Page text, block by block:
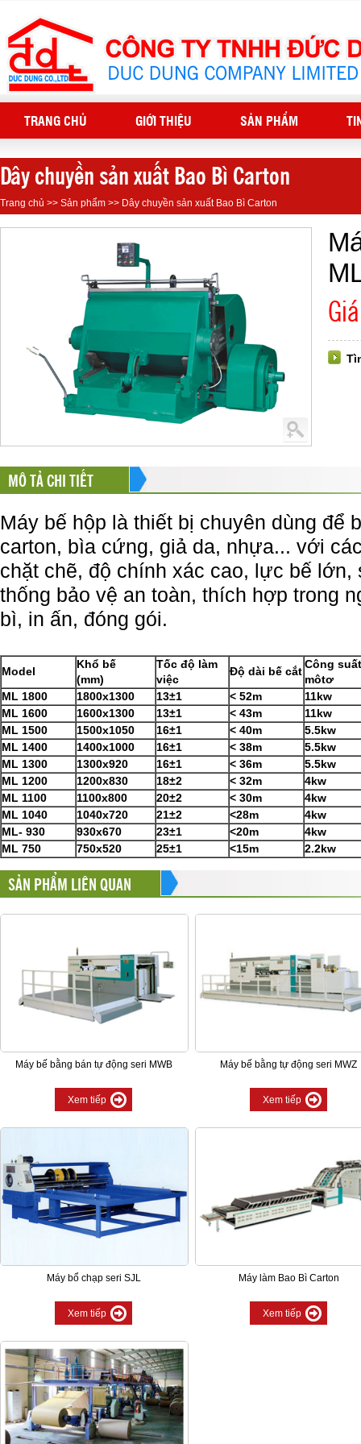
TRANG CHỦ GIỚI THIỆU SẢN PHẨM
Dây chuyền sản xuất Bao Bì Carton
Trang chủ >> Sản phẩm >> Dây chuyền sản xuất Bao Bì Carton
MÔ TẢ CHI TIẾT
Máy bế hộp là thiết bị chuyên dùng để
carton, bìa cứng, giả da, nhựa... với
chặt chẽ, độ chính xác cao, lực bế
thống bảo vệ an toàn, thích hợp trong
bì, in ấn, đóng gói.
Model
Khổ bế
(mm)
Tốc độ làm
việc
Độ dài bế cắt
Công suất
môtơ
ML 1800 1800x1300 13±1 < 52m
11kw
ML 1600
1600x1300 13±1 < 43m
11kw
ML 1500
1500x1050 16±1 < 40m
5.5kw
ML 1400
1400x1000 16±1 < 38m
5.5kw
ML 1300
1300x920 16±1 < 36m
5.5kw
ML 1200
1200x830 18±2 < 32m
4kw
ML 1100
1100x800 20±2 < 30m
4kw
ML 1040
1040x720 21±2 <28m
4kw
ML- 930
930x670 23±1 <20m
4kw
ML 750 750x520 25±1 <15m 2.2kw
SẢN PHẨM LIÊN QUAN
Máy bế bằng bán tự động seri MWB
Xem tiếp
Máy bế bằng tự động seri MWZ
Xem tiếp
Máy bổ chạp seri SJL
Xem tiếp
Máy làm Bao Bì Carton
Xem tiếp